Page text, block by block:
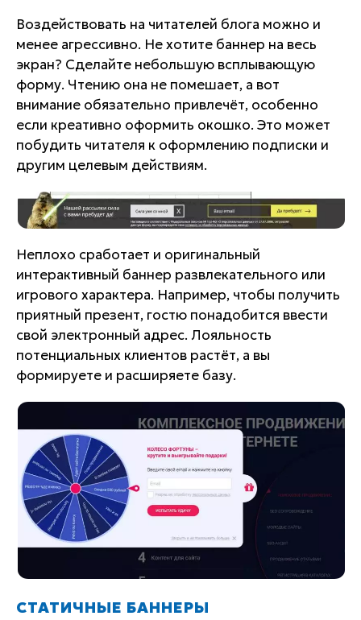
Воздействовать на читателей блога можно и
менее агрессивно. Не хотите баннер на весь
экран? Сделайте небольшую всплывающую
форму. Чтению она не помешает, а вот
внимание обязательно привлечёт, особенно
если креативно оформить окошко. Это может
побудить читателя к оформлению подписки и
другим целевым действиям.
Неплохо сработает и оригинальный
интерактивный баннер развлекательного или
игрового характера. Например, чтобы получить
приятный презент, гостю понадобится ввести
свой электронный адрес. Лояльность
потенциальных клиентов растёт, а вы
формируете и расширяете базу.
СТАТИЧНЫЕ БАННЕРЫ